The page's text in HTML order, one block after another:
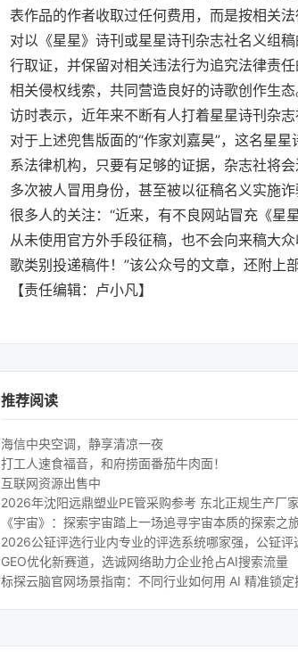
表作品的作者收取过任何费用，而是按相关
对以《星星》诗刊或星星诗刊杂志社名义组
行取证，并保留对相关违法行为追究法律责
相关侵权线索，共同营造良好的诗歌创作生
访时表示，近年来不断有人打着星星诗刊杂
对于上述兜售版面的“作家刘嘉昊”，这名星
系法律机构，只要有足够的证据，杂志社将
多次被人冒用身份，甚至被以征稿名义实施
很多人的关注：“近来，有不良网站冒充《星
从未使用官方外手段征稿，也不会向来稿大
歌类别投递稿件！”该公众号的文章，还附上
【责任编辑：卢小凡】
推荐阅读
海信中央空调，静享清凉一夜
打工人速食福音，和府捞面番茄牛肉面！
互联网资源出售中
2026年沈阳远鼎塑业PE管采购参考 东北正规生产厂
《宇宙》：探索宇宙踏上一场追寻宇宙本质的探索之旅
2026公钲评选行业内专业的评选系统哪家强，公钲评
GEO优化新赛道，选诚网络助力企业抢占AI搜索流量
标探云脑官网场景指南：不同行业如何用 AI 精准锁定